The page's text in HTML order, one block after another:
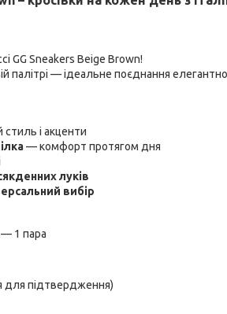
GG Sneakers Beige Brown!
палітрі — ідеальне поєднання
і акценти
— комфорт протягом дня
луків
вибір
— 1 пара
для підтвердження)